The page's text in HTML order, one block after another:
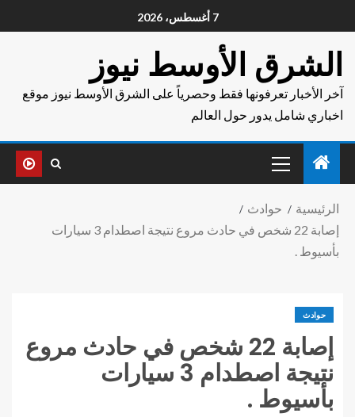
7 أغسطس، 2026
الشرق الأوسط نيوز
آخر الأخبار تعرفونها فقط وحصرياً على الشرق الأوسط نيوز موقع
اخباري شامل يدور حول العالم
الرئيسية
حوادث
إصابة 22 شخص في حادث مروع نتيجة اصطدام 3 سيارات
بأسيوط .
حوادث
إصابة 22 شخص في حادث مروع
نتيجة اصطدام 3 سيارات
بأسيوط .